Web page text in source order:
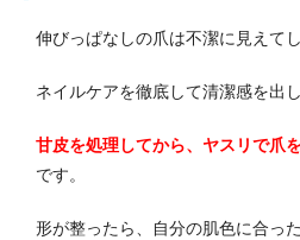
伸びっぱなしの爪は不潔に見えて
ネイルケアを徹底して清潔感を出
甘皮を処理してから、ヤスリで爪
です。
形が整ったら、自分の肌色に合っ